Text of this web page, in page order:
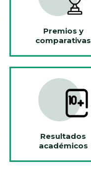
Premios y
comparativas
Resultados
académicos